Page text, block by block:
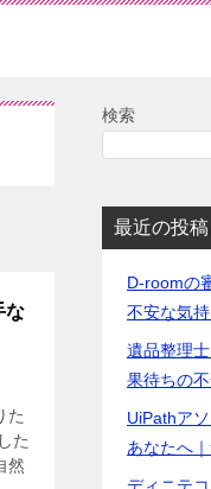
な
た
た
然
検索
最近の投稿
D-roomの
不安な気
遺品整理
果待ちの
UiPathア
あなたへ
ディニテ